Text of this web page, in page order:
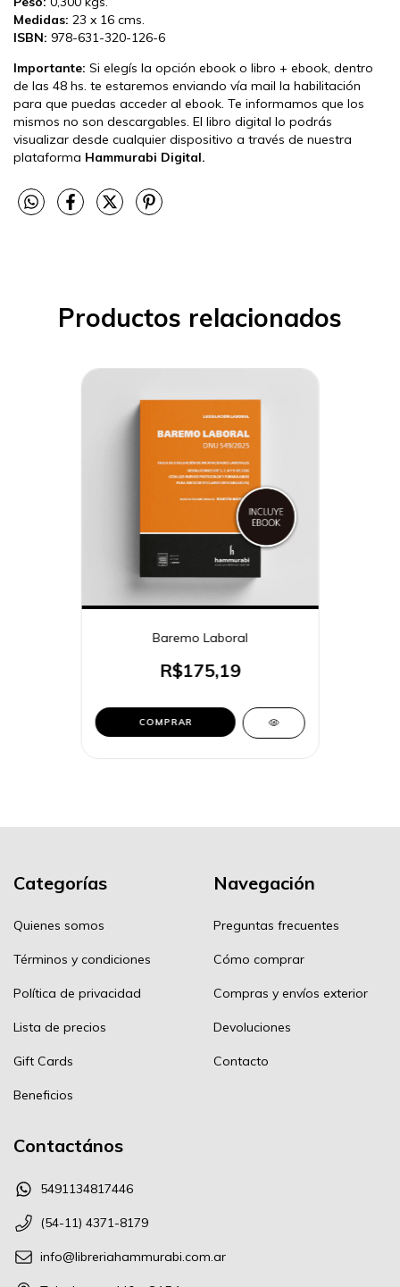
Medidas: 23 x 16 cms.
ISBN: 978-631-320-126-6
Importante: Si elegís la opción ebook o libro + ebook, dentro
de las 48 hs. te estaremos enviando vía mail la habilitación
para que puedas acceder al ebook. Te informamos que los
mismos no son descargables. El libro digital lo podrás
visualizar desde cualquier dispositivo a través de nuestra
plataforma Hammurabi Digital.
Productos relacionados
Baremo Laboral
R$175,19
COMPRAR
Categorías
Quienes somos
Términos y condiciones
Política de privacidad
Lista de precios
Gift Cards
Beneficios
Navegación
Preguntas frecuentes
Cómo comprar
Compras y envíos exterior
Devoluciones
Contacto
Contactános
5491134817446
(54-11) 4371-8179
info@libreriahammurabi.com.ar